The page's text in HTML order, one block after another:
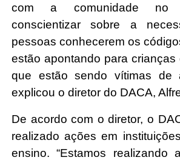
com a comunidade no
conscientizar sobre a
pessoas conhecerem os
estão apontando para crianças
que estão sendo vítimas de
explicou o diretor do DACA,
De acordo com o diretor, o
realizado ações em
ensino. “Estamos realizando